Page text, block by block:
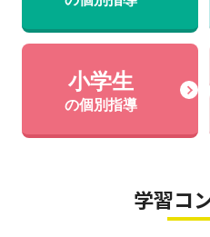
小学生
の個別指導
学習コ